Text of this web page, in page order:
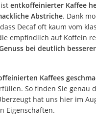
Essig
bio
entkoffeinierter Kaffee
Abstriche. Dank
Decaf oft kaum vom
empfindlich auf Koffein
bei deutlich besserer
Kaffees
So finden Sie genau
hat uns hier im
Eigenschaften.